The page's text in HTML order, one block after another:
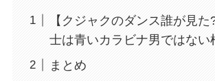
【クジャクのダンス誰が見
士は青いカラビナ男ではない
まとめ